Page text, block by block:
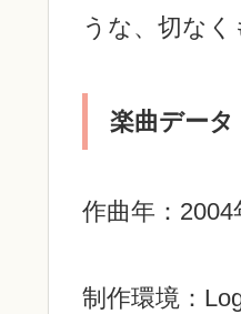
うな、切な
楽曲データ
作曲年：2004
制作環境：